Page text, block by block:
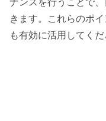
きます。これらのポ
も有効に活用してくだ